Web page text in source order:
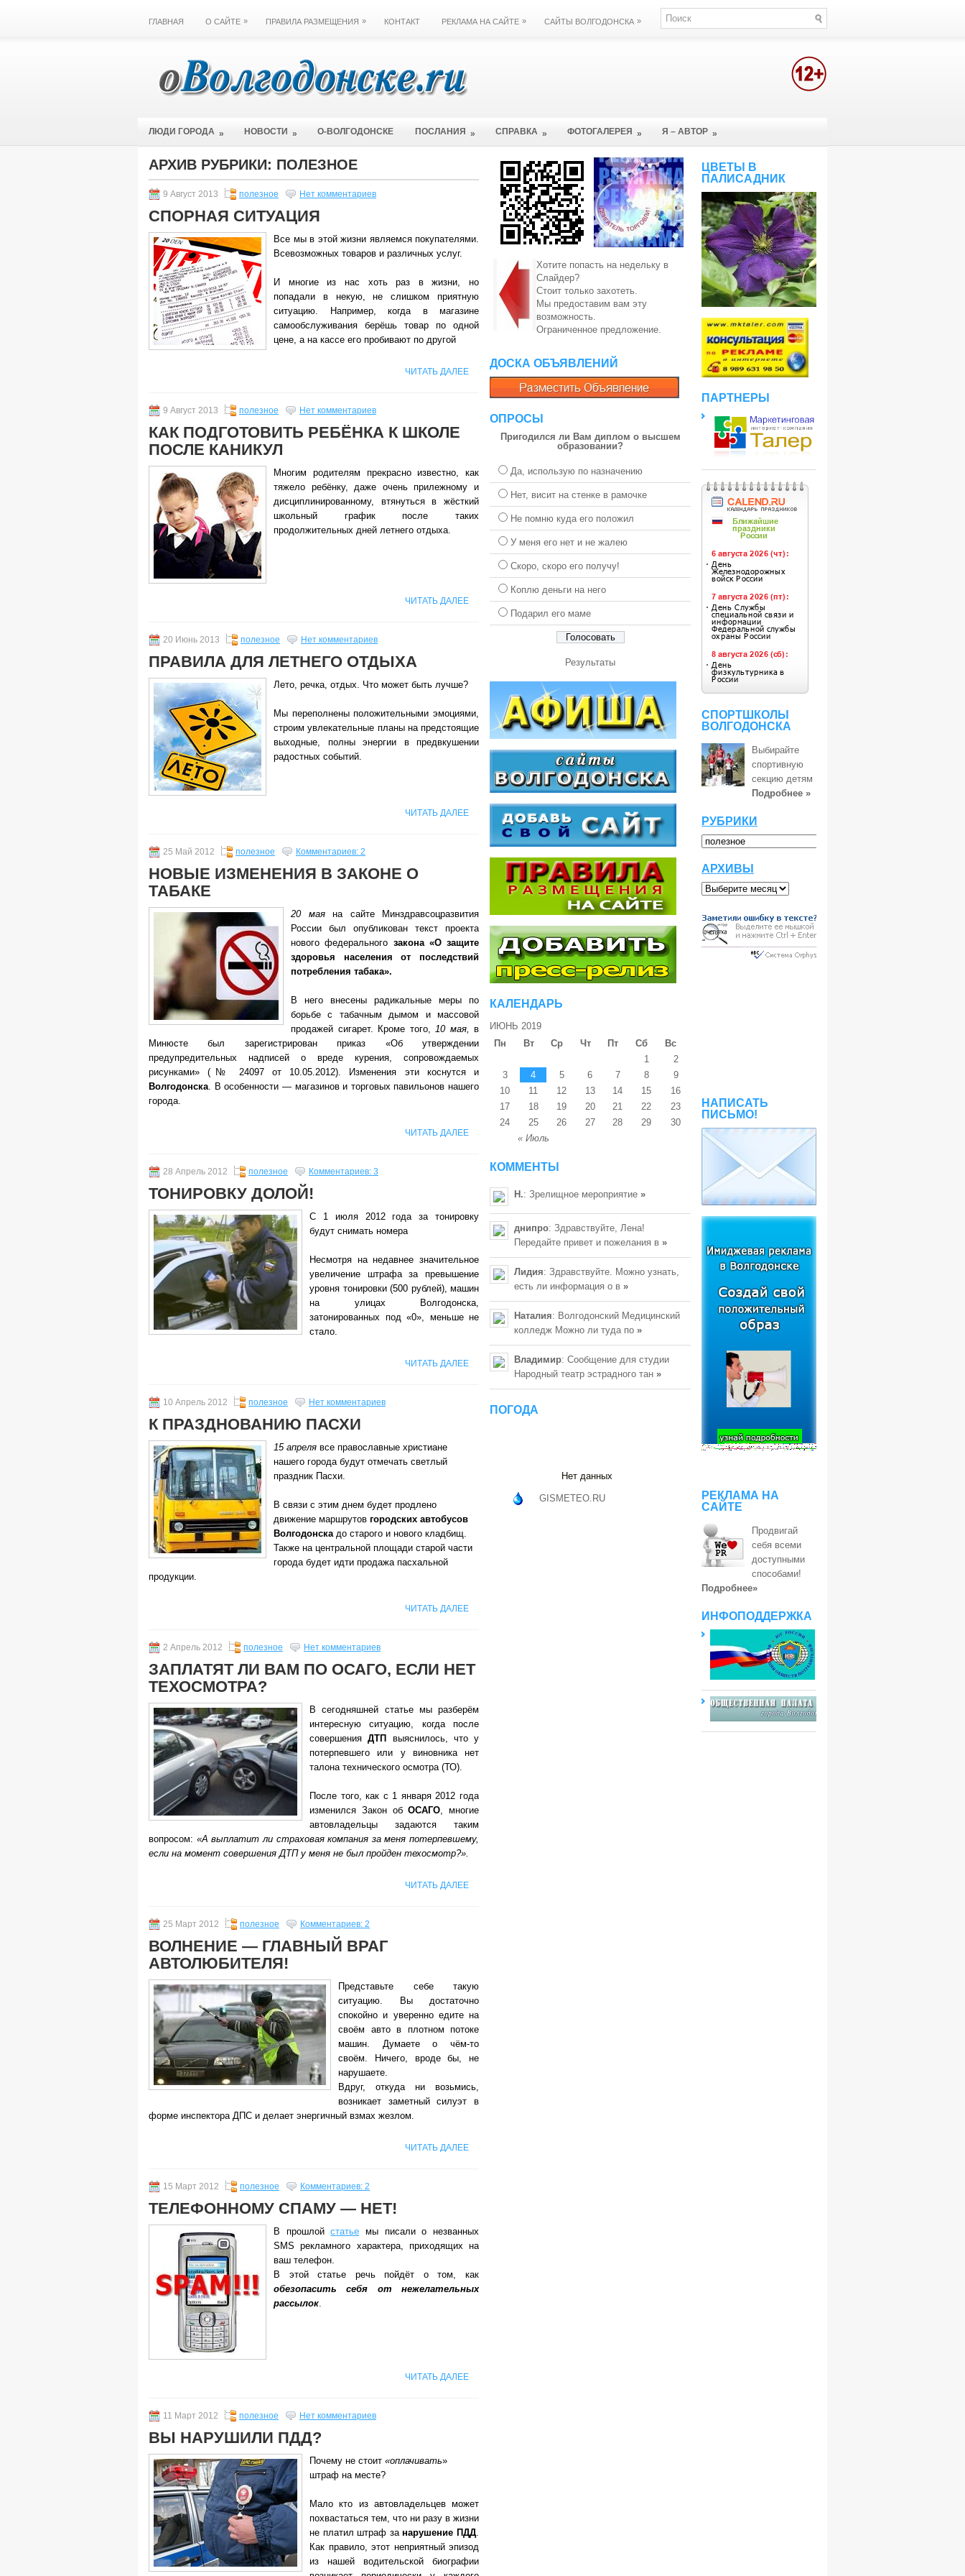
ГЛАВНАЯ О САЙТЕ » ПРАВИЛА РАЗМЕЩЕНИЯ » КОНТАКТ РЕКЛАМА НА САЙТЕ » САЙТЫ ВОЛГОДОНСКА »
ЛЮДИ ГОРОДА » НОВОСТИ » О-ВОЛГОДОНСКЕ ПОСЛАНИЯ » СПРАВКА » ФОТОГАЛЕРЕЯ » Я – АВТОР »
АРХИВ РУБРИКИ: ПОЛЕЗНОЕ
9 Август 2013 полезное Нет комментариев
СПОРНАЯ СИТУАЦИЯ
Все мы в этой жизни являемся покупателями.
Всевозможных товаров и различных услуг.
И многие из нас хоть раз в жизни, но
попадали в некую, не слишком приятную
ситуацию. Например, когда в магазине
самообслуживания берёшь товар по одной
цене, а на кассе его пробивают по другой
ЧИТАТЬ ДАЛЕЕ
9 Август 2013 полезное Нет комментариев
КАК ПОДГОТОВИТЬ РЕБЁНКА К ШКОЛЕ
ПОСЛЕ КАНИКУЛ
Многим родителям прекрасно известно, как
тяжело ребёнку, даже очень прилежному и
дисциплинированному, втянуться в жёсткий
школьный график после таких
продолжительных дней летнего отдыха.
ЧИТАТЬ ДАЛЕЕ
20 Июнь 2013 полезное Нет комментариев
ПРАВИЛА ДЛЯ ЛЕТНЕГО ОТДЫХА
Лето, речка, отдых. Что может быть лучше?
Мы переполнены положительными эмоциями,
строим увлекательные планы на предстоящие
выходные, полны энергии в предвкушении
радостных событий.
ЧИТАТЬ ДАЛЕЕ
25 Май 2012 полезное Комментариев: 2
НОВЫЕ ИЗМЕНЕНИЯ В ЗАКОНЕ О
ТАБАКЕ
20 маяна сайте Минздравсоцразвития
России был опубликован текст проекта
нового федерального закона «О защите
здоровья населения от последствий
потребления табака».
В него внесены радикальные меры по
борьбе с табачным дымом и массовой
продажей сигарет. Кроме того, 10 мая, в
Минюсте был зарегистрирован приказ «Об утверждении
предупредительных надписей о вреде курения, сопровождаемых
рисунками» (№ 24097 от 10.05.2012). Изменения эти коснутся и
Волгодонска. В особенности — магазинов и торговых павильонов нашего
города.
ЧИТАТЬ ДАЛЕЕ
28 Апрель 2012 полезное Комментариев: 3
ТОНИРОВКУ ДОЛОЙ!
С 1 июля 2012 года за тонировку
будут снимать номера
Несмотря на недавнее значительное
увеличение штрафа за превышение
уровня тонировки (500 рублей), машин
на улицах Волгодонска,
затонированных под «0», меньше не
стало.
ЧИТАТЬ ДАЛЕЕ
10 Апрель 2012 полезное Нет комментариев
К ПРАЗДНОВАНИЮ ПАСХИ
15 апреля все православные христиане
нашего города будут отмечать светлый
праздник Пасхи.
В связи с этим днем будет продлено
движение маршрутов городских автобусов
Волгодонскадо старого и нового кладбищ.
Также на центральной площади старой части
города будет идти продажа пасхальной
продукции.
ЧИТАТЬ ДАЛЕЕ
2 Апрель 2012 полезное Нет комментариев
ЗАПЛАТЯТ ЛИ ВАМ ПО ОСАГО, ЕСЛИ НЕТ
ТЕХОСМОТРА?
В сегодняшней статье мы разберём
интересную ситуацию, когда после
совершенияДТП
выяснилось, что у
потерпевшего или у виновника нет
талона технического осмотра (ТО).
После того, как с 1 января 2012 года
изменился Закон обОСАГО, многие
автовладельцы задаются таким
вопросом: «А выплатит ли страховая компания за меня потерпевшему,
если на момент совершения ДТП у меня не был пройден техосмотр?».
ЧИТАТЬ ДАЛЕЕ
25 Март 2012 полезное Комментариев: 2
ВОЛНЕНИЕ — ГЛАВНЫЙ ВРАГ
АВТОЛЮБИТЕЛЯ!
Представьте себе такую
ситуацию. Вы достаточно
спокойно и уверенно едите на
своём авто в плотном потоке
машин. Думаете о чём-то
своём. Ничего, вроде бы, не
нарушаете.
Вдруг, откуда ни возьмись,
возникает заметный силуэт в
форме инспектора ДПС и делает энергичный взмах жезлом.
ЧИТАТЬ ДАЛЕЕ
15 Март 2012 полезное Комментариев: 2
ТЕЛЕФОННОМУ СПАМУ — НЕТ!
В прошлойстатье мы писали о незванных
SMS рекламного характера, приходящих на
ваш телефон.
В этой статье речь пойдёт о том, как
обезопасить себя от нежелательных
рассылок.
ЧИТАТЬ ДАЛЕЕ
11 Март 2012 полезное Нет комментариев
ВЫ НАРУШИЛИ ПДД?
Почему не стоит «оплачивать»
штраф на месте?
Мало кто из автовладельцев может
похвастаться тем, что ни разу в жизни
не платил штраф занарушение ПДД.
Как правило, этот неприятный эпизод
из нашей водительской биографии
Хотите попасть на недельку в
Слайдер?
Стоит только захотеть.
Мы предоставим вам эту
возможность.
Ограниченное предложение.
ДОСКА ОБЪЯВЛЕНИЙ
ОПРОСЫ
Пригодился ли Вам диплом о высшем
образовании?
Да, использую по назначению
Нет, висит на стенке в рамочке
Не помню куда его положил
У меня его нет и не жалею
Скоро, скоро его получу!
Коплю деньги на него
Подарил его маме
Результаты
КАЛЕНДАРЬ
ИЮНЬ 2019
Пн
Вт Ср Чт Пт Сб Вс
« Июль
1
2
3
4 5 6 7 8
9
10
11 12 13 14 15
16
17
18 19 20 21 22
23
24
25 26 27 28 29 30
КОММЕНТЫ
Н.: Зрелищное мероприятие »
днипро: Здравствуйте, Лена!
Передайте привет и пожелания в »
Лидия: Здравствуйте. Можно узнать,
есть ли информация о в »
Наталия: Волгодонский Медицинский
колледж Можно ли туда по »
Владимир: Сообщение для студии
Народный театр эстрадного тан »
ПОГОДА
Нет данных
GISMETEO.RU
ЦВЕТЫ В
ПАЛИСАДНИК
ПАРТНЕРЫ
СПОРТШКОЛЫ
ВОЛГОДОНСКА
Выбирайте
спортивную
секцию детям
Подробнее »
РУБРИКИ
АРХИВЫ
НАПИСАТЬ
ПИСЬМО!
РЕКЛАМА НА
САЙТЕ
Продвигай
себя всеми
доступными
способами!
Подробнее»
ИНФОПОДДЕРЖКА